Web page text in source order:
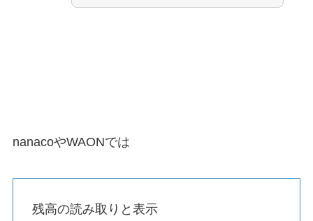
nanacoやWAONでは
残高の読み取りと表示